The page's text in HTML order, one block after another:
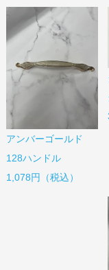
アンバーゴールド
128ハンドル
1,078円（税込）